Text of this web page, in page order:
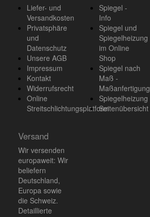
Liefer- und
Versandkosten
Privatsphäre
und
Datenschutz
Unsere AGB
Impressum
Kontakt
Widerrufsrecht
Online
Streitschlichtungsplatform
Spiegel -
Info
Spiegel und
Spiegelheizung
im Online
Shop
Spiegel nach
Maß -
Maßanfertigung
Spiegelheizung
Seitenübersicht
Versand
Wir versenden
europaweit: Wir
beliefern
Deutschland,
Europa sowie
die Schweiz.
Detaillierte